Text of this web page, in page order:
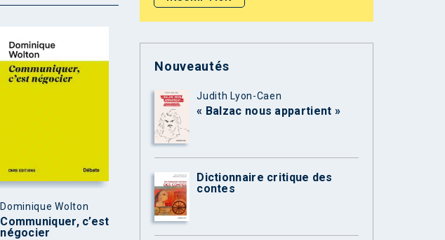
Dominique Wolton
Communiquer, c’est
négocier
Nouveautés
Judith Lyon-Caen
« Balzac nous appartient »
Dictionnaire critique des
contes